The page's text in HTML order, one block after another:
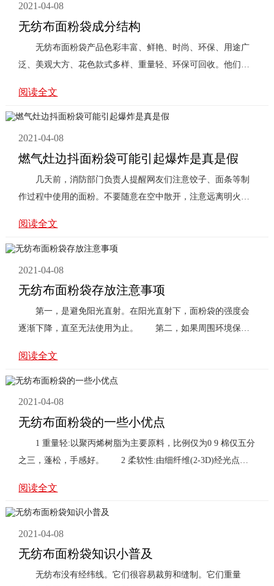
2021-04-08
无纺布面粉袋成分结构
无纺布面粉袋产品色彩丰富、鲜艳、时尚、环保、用途广
泛、美观大方、花色款式多样、重量轻、环保可回收。他们是
阅读全文
2021-04-08
燃气灶边抖面粉袋可能引起爆炸是真是假
几天前，消防部门负责人提醒网友们注意饺子、面条等制
作过程中使用的面粉。不要随意在空中散开，注意远离明火，
阅读全文
2021-04-08
无纺布面粉袋存放注意事项
第一，是避免阳光直射。在阳光直射下，面粉袋的强度会
逐渐下降，直至无法使用为止。 第二，如果周围环境保持
阅读全文
2021-04-08
无纺布面粉袋的一些小优点
1 重量轻:以聚丙烯树脂为主要原料，比例仅为0 9 棉仅五分
之三，蓬松，手感好。 2 柔软性:由细纤维(2-3D)经光点热
阅读全文
2021-04-08
无纺布面粉袋知识小普及
无纺布没有经纬线。它们很容易裁剪和缝制。它们重量